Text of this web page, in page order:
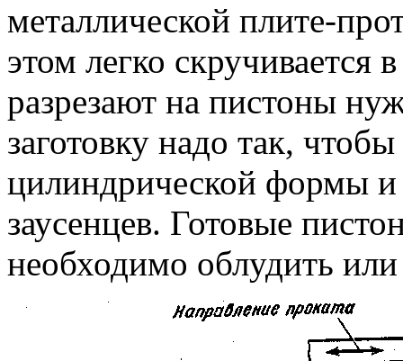
металлической плите-
этом легко скручивается
разрезают на пистоны
заготовку надо так,
цилиндрической формы и
заусенцев. Готовые
необходимо облудить